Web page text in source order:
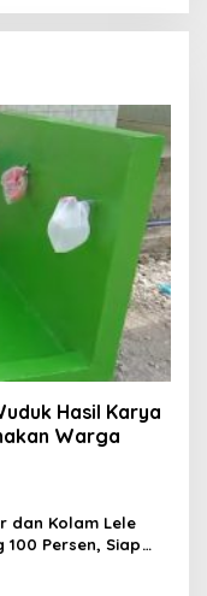
Hasil Karya
Warga
dan Kolam Lele
100 Persen, Siap
Warga